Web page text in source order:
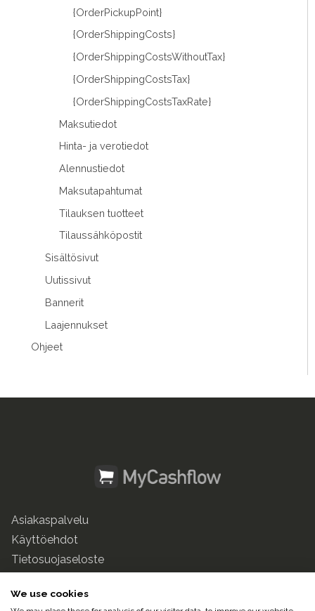
{OrderPickupPoint}
{OrderShippingCosts}
{OrderShippingCostsWithoutTax}
{OrderShippingCostsTax}
{OrderShippingCostsTaxRate}
Maksutiedot
Hinta- ja verotiedot
Alennustiedot
Maksutapahtumat
Tilauksen tuotteet
Tilaussähköpostit
Sisältösivut
Uutissivut
Bannerit
Laajennukset
Ohjeet
Asiakaspalvelu
Käyttöehdot
Tietosuojaseloste
We use cookies